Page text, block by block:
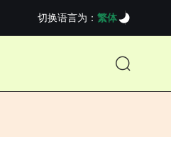
切换语言为： 繁体